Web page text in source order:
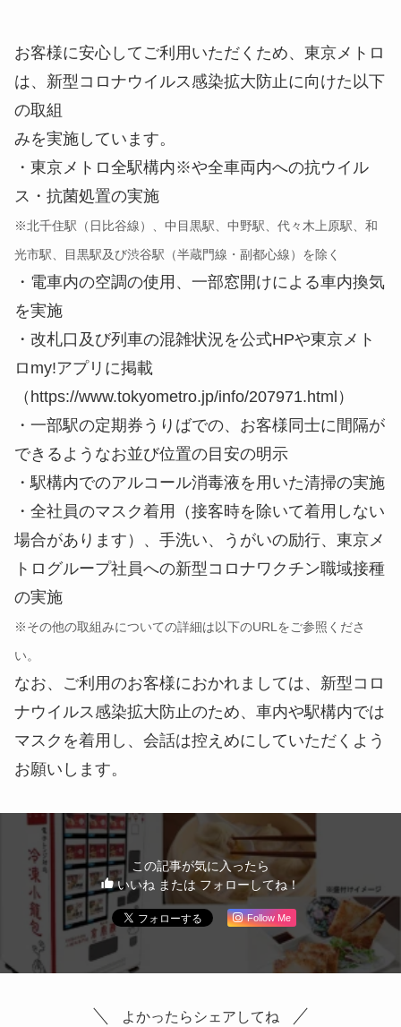
お客様に安心してご利用いただくため、東京メトロ
は、新型コロナウイルス感染拡大防止に向けた以下
の取組
みを実施しています。
・東京メトロ全駅構内※や全車両内への抗ウイル
ス・抗菌処置の実施
※北千住駅（日比谷線）、中目黒駅、中野駅、代々木上原駅、和
光市駅、目黒駅及び渋谷駅（半蔵門線・副都心線）を除く
・電車内の空調の使用、一部窓開けによる車内換気
を実施
・改札口及び列車の混雑状況を公式HPや東京メト
ロmy!アプリに掲載
（https://www.tokyometro.jp/info/207971.html）
・一部駅の定期券うりばでの、お客様同士に間隔が
できるようなお並び位置の目安の明示
・駅構内でのアルコール消毒液を用いた清掃の実施
・全社員のマスク着用（接客時を除いて着用しない
場合があります）、手洗い、うがいの励行、東京メ
トログループ社員への新型コロナワクチン職域接種
の実施
※その他の取組みについての詳細は以下のURLをご参照くださ
い。
なお、ご利用のお客様におかれましては、新型コロ
ナウイルス感染拡大防止のため、車内や駅構内では
マスクを着用し、会話は控えめにしていただくよう
お願いします。
この記事が気に入ったら
いいね または フォローしてね！
Follow Me
よかったらシェアしてね